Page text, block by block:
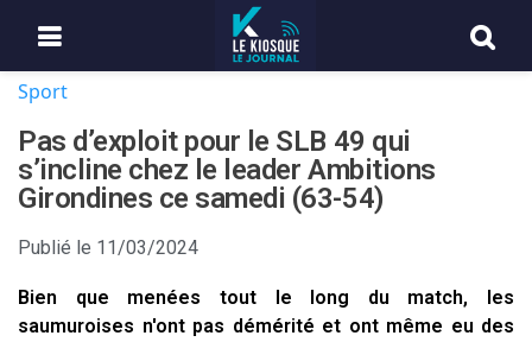
Sport
Pas d’exploit pour le SLB 49 qui
s’incline chez le leader Ambitions
Girondines ce samedi (63-54)
Publié le 11/03/2024
Bien que menées tout le long du match, les
saumuroises n'ont pas démérité et ont même eu des